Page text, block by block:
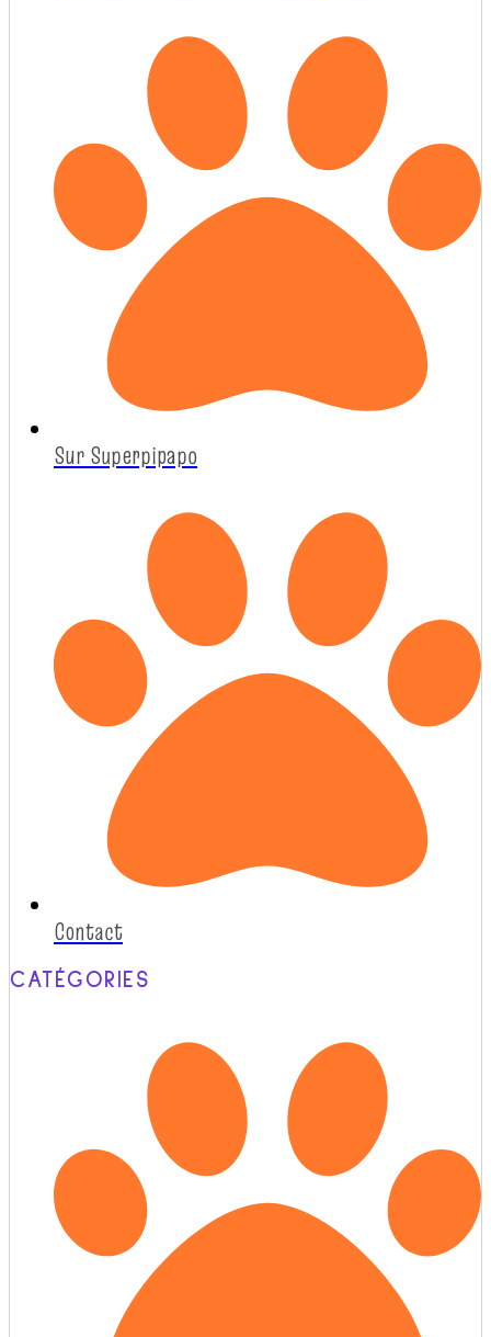
Sur Superpipapo
Contact
CATÉGORIES